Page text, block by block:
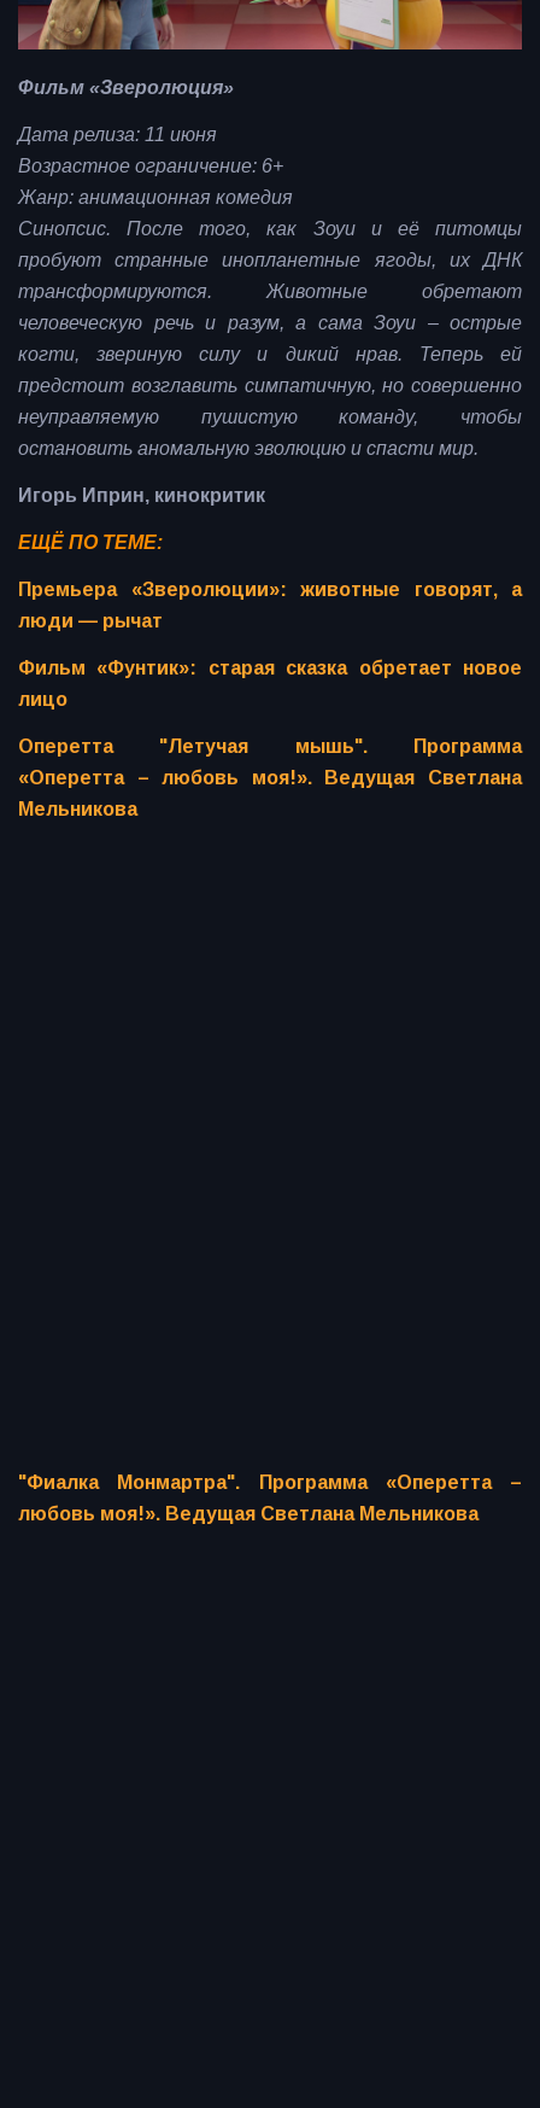
Фильм «Зверолюция»
Дата релиза: 11 июня
Возрастное ограничение: 6+
Жанр: анимационная комедия
Синопсис. После того, как Зоуи и её питомцы
пробуют странные инопланетные ягоды, их ДНК
трансформируются. Животные обретают
человеческую речь и разум, а сама Зоуи – острые
когти, звериную силу и дикий нрав. Теперь ей
предстоит возглавить симпатичную, но совершенно
неуправляемую пушистую команду, чтобы
остановить аномальную эволюцию и спасти мир.
Игорь Иприн, кинокритик
ЕЩЁ ПО ТЕМЕ:
Премьера «Зверолюции»: животные говорят, а
люди — рычат
Фильм «Фунтик»: старая сказка обретает новое
лицо
Оперетта "Летучая мышь". Программа
«Оперетта – любовь моя!». Ведущая Светлана
Мельникова
"Фиалка Монмартра". Программа «Оперетта –
любовь моя!». Ведущая Светлана Мельникова